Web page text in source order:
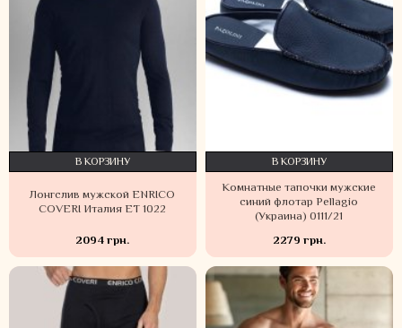
Лонгслив мужской ENRICO
COVERI Италия ET 1022
2094 грн.
В КОРЗИНУ
Комнатные тапочки мужские
синий флотар Pellagio
(Украина) 0111/21
2279 грн.
В КОРЗИНУ